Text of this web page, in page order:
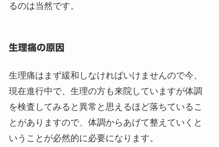
るのは当然です。
生理痛の原因
生理痛はまず緩和しなければいけませんので今、
現在進行中で、生理の方も来院していますが体調
を検査してみると異常と思えるほど落ちているこ
とがありますので、体調からあげて整えていくと
いうことが必然的に必要になります。